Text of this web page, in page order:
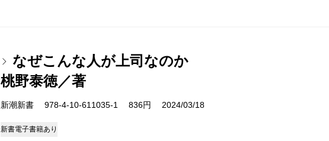
なぜこんな人が上司なのか
桃野泰徳／著
新潮新書 978-4-10-611035-1 836円 2024/03/18
新書電子書籍あり